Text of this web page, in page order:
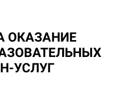
ОКАЗАНИЕ
УСЛУГ